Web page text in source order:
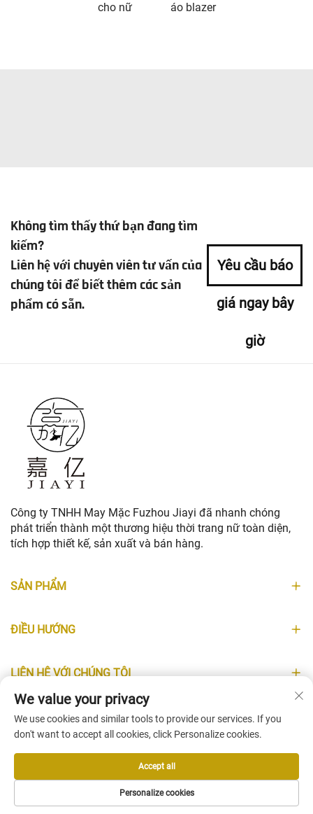
cho nữ
áo blazer
Không tìm thấy thứ bạn đang tìm
kiếm?
Liên hệ với chuyên viên tư vấn của
chúng tôi để biết thêm các sản
phẩm có sẵn.
Yêu cầu báo
giá ngay bây
giờ
Công ty TNHH May Mặc Fuzhou Jiayi đã nhanh chóng
phát triển thành một thương hiệu thời trang nữ toàn diện,
tích hợp thiết kế, sản xuất và bán hàng.
SẢN PHẨM
ĐIỀU HƯỚNG
LIÊN HỆ VỚI CHÚNG TÔI
THÔNG TIN
Copyright © Fuzhou Jiayi Clothing Co., Ltd. All Rights Reserved -
We value your privacy
We use cookies and similar tools to provide our services. If you
don't want to accept all cookies, click Personalize cookies.
Personalize cookies
Accept all